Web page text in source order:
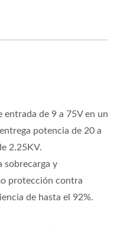
de 9 a 75V en un
potencia de 20 a
2.25KV.
sobrecarga y
protección contra
de hasta el 92%.